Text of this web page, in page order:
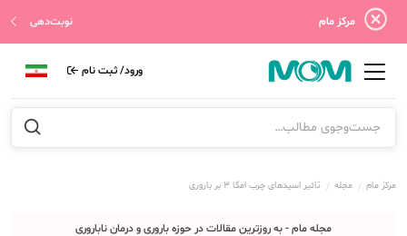
مرکز مام نوبت‌دهی
ورود/ ثبت نام
مرکز مام مجله تاثیر اسیدهای چرب امگا 3 بر باروری
مجله مام - به روزترین مقالات در حوزه باروری و درمان ناباروری